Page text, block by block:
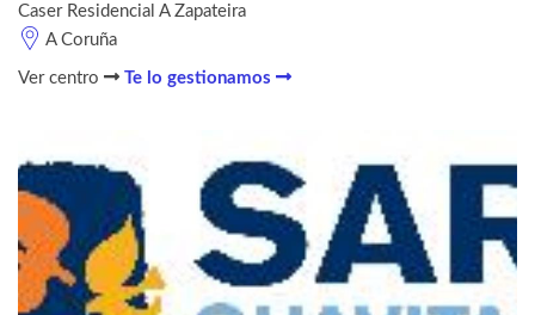
Caser Residencial A Zapateira
A Coruña
Ver centro Te lo gestionamos